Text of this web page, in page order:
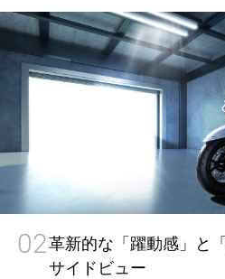
02革新的な「躍動感」と
サイドビュー